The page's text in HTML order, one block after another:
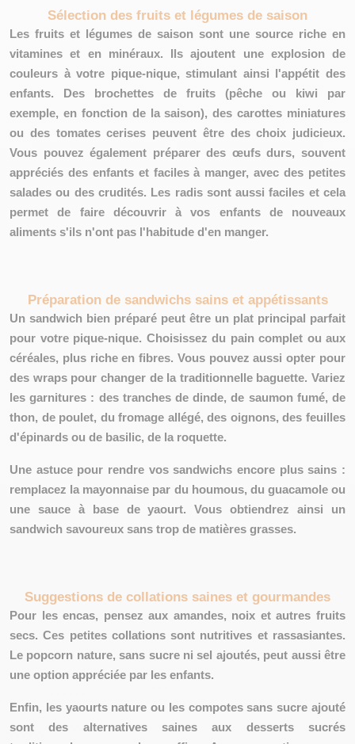
Sélection des fruits et légumes de saison
Les fruits et légumes de saison sont une source riche en
vitamineset en minéraux. Ils ajoutent une explosion de
couleurs à votre pique-nique, stimulant ainsi l'appétit des
enfants. Des brochettes de fruits (pêche ou kiwi par
exemple, en fonction de la saison), des carottes miniatures
ou des tomates cerises peuvent être des choix judicieux.
Vous pouvez également préparer des œufs durs, souvent
appréciés des enfants et faciles à manger, avec des petites
salades ou des crudités. Les radis sont aussi faciles et cela
permet de faire découvrir à vos enfants de nouveaux
aliments s'ils n'ont pas l'habitude d'en manger.
Préparation de sandwichs sains et appétissants
Un sandwich bien préparé peut être un plat principal parfait
pour votre pique-nique. Choisissez du pain complet ou aux
céréales, plus riche en fibres. Vous pouvez aussi opter pour
des wraps pour changer de la traditionnelle baguette. Variez
les garnitures : des tranches de dinde, de saumon fumé, de
thon, de poulet, du fromage allégé, des oignons, des feuilles
d'épinards ou de basilic, de la roquette.
Une astuce pour rendre vos sandwichs encore plus sains :
remplacez la mayonnaise par du houmous, du guacamole ou
une sauce à base de yaourt. Vous obtiendrez ainsi un
sandwich savoureux sans trop de matières grasses.
Suggestions de collations saines et gourmandes
Pour lesencas, pensez aux amandes, noix et autres fruits
secs. Ces petites collations sont nutritives et rassasiantes.
Le popcorn nature, sans sucre ni sel ajoutés, peut aussi être
une option appréciée par les enfants.
Enfin, les yaourts nature ou les compotes sans sucre ajouté
sont des alternatives saines aux desserts sucrés